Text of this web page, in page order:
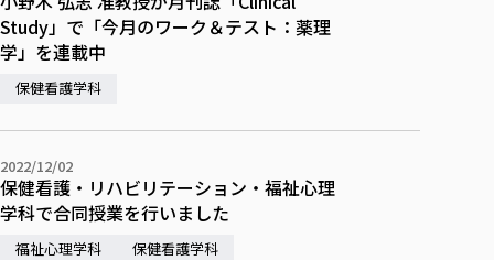
学びの特徴
学びの特徴
ICT教育
実学臨床教育（総合福祉学部のみ履修可能）
教育実践活動（教育学科学生のみ受講可能）
禅のこころ
学びのサポート
学びのサポート
学費（学部学科）
授業料減免・奨学金等
ニュース一覧
東北福祉大学オープンアクセス方針
社会貢献・地域連携活動報告書
各種社会貢献活動の窓口
伝承講座「311『伝える／備える』次世代塾」
自治体・団体等との主な協定
自治体・団体等との主な協定
研究所について
研究者のご紹介
学内ポータルシステム
Universal Passport
Study」で「今月のワーク＆テスト：薬理
学」を連載中
保健看護学科
2022/12/02
保健看護・リハビリテーション・福祉心理
学科で合同授業を行いました
福祉心理学科
保健看護学科